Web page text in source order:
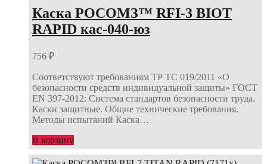
Каска РОСОМЗ™ RFI-3 BIOT
RAPID кас-040-юз
756 ₽
Соответствуют требованиям ТР ТС 019/2011 «О
безопасности средств индивидуальной защиты» ГОСТ
EN 397-2012: Система стандартов безопасности труда.
Каски защитные. Общие технические требования.
Методы испытаний Каска…
В корзину